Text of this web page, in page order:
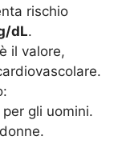
rischio
dL.
il valore,
per gli uomini.